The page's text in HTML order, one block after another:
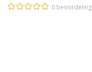
0 beoordeling